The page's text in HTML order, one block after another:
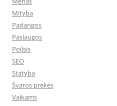
Mityba
Padangos
Paslaugos
Poilsis
SEO
Statyba
Švaros prekės
Vaikams